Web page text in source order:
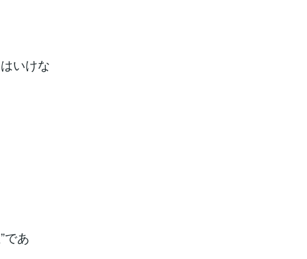
いけな
であ